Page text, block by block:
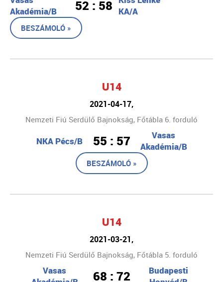
Akadémia/B
52 : 58
KA/A
BESZÁMOLÓ »
U14
2021-04-17,
Nemzeti Fiú Serdülő Bajnokság, Főtábla 6. forduló
NKA Pécs/B 55 : 57
Vasas
Akadémia/B
BESZÁMOLÓ »
U14
2021-03-21,
Nemzeti Fiú Serdülő Bajnokság, Főtábla 5. forduló
Vasas
68 : 72
Budapesti